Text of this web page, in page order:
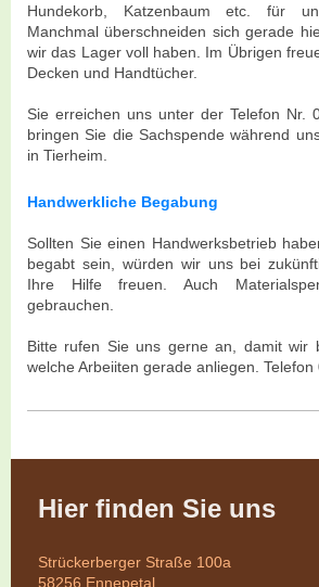
Hundekorb, Katzenbaum etc. für
Manchmal überschneiden sich gerade
wir das Lager voll haben. Im Übrigen
Decken und Handtücher.
Sie erreichen uns unter der Telefon Nr.
bringen Sie die Sachspende während
in Tierheim.
Handwerkliche Begabung
Sollten Sie einen Handwerksbetrieb
begabt sein, würden wir uns bei
Ihre Hilfe freuen. Auch
gebrauchen.
Bitte rufen Sie uns gerne an, damit wir
welche Arbeiiten gerade anliegen. Telefon
Hier finden Sie uns
Strückerberger Straße 100a
58256 Ennepetal